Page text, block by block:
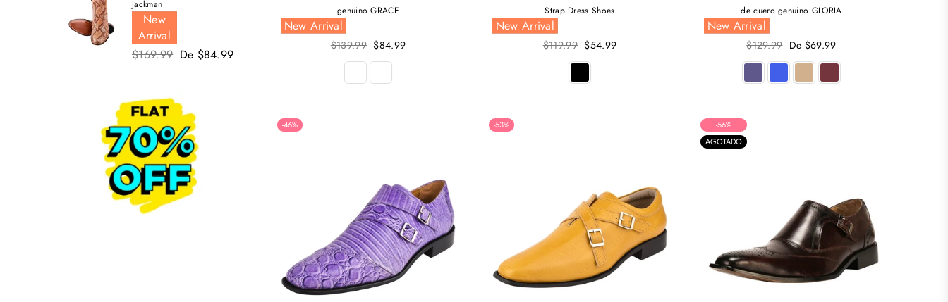
genuino GRACE
New Arrival
Precio
habitual
$139.99 $84.99
Strap Dress Shoes
New Arrival
Precio
habitual
$119.99 $54.99
de cuero genuino GLORIA
New Arrival
Precio
habitual
$129.99 De $69.99
-46% -53%
-56%
AGOTADO
Jackman
New
Arrival
Precio
$169.99 De $84.99